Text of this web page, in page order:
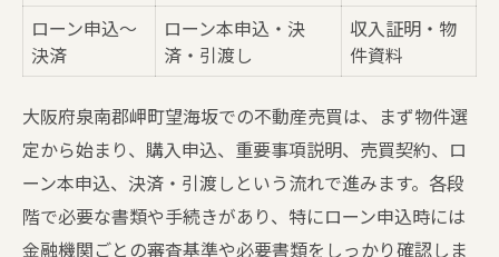
ローン申込〜
決済
ローン本申込・決
済・引渡し
収入証明・物
件資料
大阪府泉南郡岬町望海坂での不動産売買は、まず物件選
定から始まり、購入申込、重要事項説明、売買契約、ロ
ーン本申込、決済・引渡しという流れで進みます。各段
階で必要な書類や手続きがあり、特にローン申込時には
金融機関ごとの審査基準や必要書類をしっかり確認しま